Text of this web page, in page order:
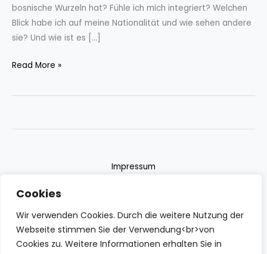
Cookies
Wir verwenden Cookies. Durch die weitere Nutzung der
Webseite stimmen Sie der Verwendung<br>von
Cookies zu. Weitere Informationen erhalten Sie in
bosnische Wurzeln hat? Fühle ich mich integriert? Welchen
Blick habe ich auf meine Nationalität und wie sehen andere
sie? Und wie ist es […]
Read More »
Impressum